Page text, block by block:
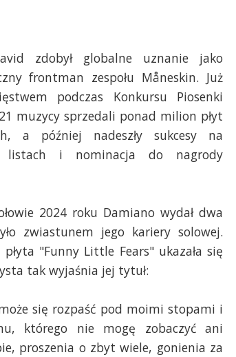
zdobył globalne uznanie jako
frontman zespołu Måneskin. Już
podczas Konkursu Piosenki
muzycy sprzedali ponad milion płyt
a później nadeszły sukcesy na
listach i nominacja do nagrody
2024 roku Damiano wydał dwa
zwiastunem jego kariery solowej.
"Funny Little Fears" ukazała się
tak wyjaśnia jej tytuł:
się rozpaść pod moimi stopami i
którego nie mogę zobaczyć ani
proszenia o zbyt wiele, gonienia za